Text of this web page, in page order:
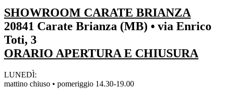
SHOWROOM CARATE BRIANZA
20841 Carate Brianza (MB) • via Enrico
Toti, 3
ORARIO APERTURA E CHIUSURA
LUNEDÌ:
mattino chiuso • pomeriggio 14.30-19.00